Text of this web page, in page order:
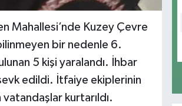
Mahallesi’nde Kuzey Çevre
bir nedenle 6.
5 kişi yaralandı. İhbar
edildi. İtfaiye ekiplerinin
kurtarıldı.